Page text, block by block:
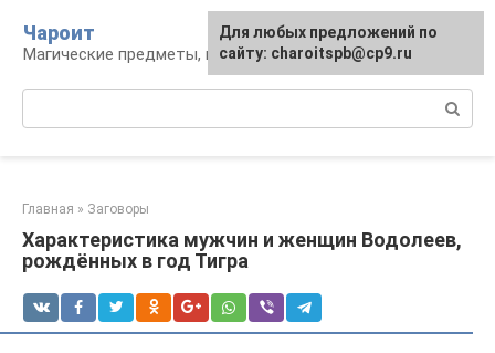
контенту
Чароит
Магические предметы, гадания, обряды
Главная » Заговоры
Характеристика мужчин и женщин Водолеев,
рождённых в год Тигра
Для любых предложений по
сайту: charoitspb@cp9.ru